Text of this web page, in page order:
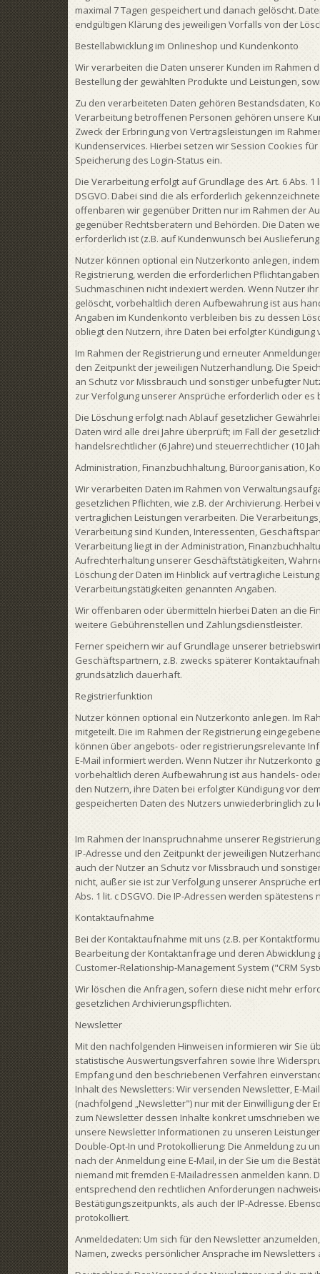
maximal 7 Tagen gespeichert und danach gelöscht.
endgültigen Klärung des jeweiligen Vorfalls von der
Bestellabwicklung im Onlineshop und Kundenkonto
Wir verarbeiten die Daten unserer Kunden im Rahmen
Bestellung der gewählten Produkte und Leistungen,
Zu den verarbeiteten Daten gehören Bestandsdaten,
Verarbeitung betroffenen Personen gehören unsere
Zweck der Erbringung von Vertragsleistungen im
Kundenservices. Hierbei setzen wir Session Cookies
Speicherung des Login-Status ein.
Die Verarbeitung erfolgt auf Grundlage des Art. 6 Abs.
DSGVO. Dabei sind die als erforderlich
offenbaren wir gegenüber Dritten nur im Rahmen der
gegenüber Rechtsberatern und Behörden. Die Daten
erforderlich ist (z.B. auf Kundenwunsch bei
Nutzer können optional ein Nutzerkonto anlegen,
Registrierung, werden die erforderlichen
Suchmaschinen nicht indexiert werden. Wenn Nutzer
gelöscht, vorbehaltlich deren Aufbewahrung ist aus
Angaben im Kundenkonto verbleiben bis zu dessen
obliegt den Nutzern, ihre Daten bei erfolgter
Im Rahmen der Registrierung und erneuter
den Zeitpunkt der jeweiligen Nutzerhandlung. Die
an Schutz vor Missbrauch und sonstiger unbefugter
zur Verfolgung unserer Ansprüche erforderlich oder es
Die Löschung erfolgt nach Ablauf gesetzlicher
Daten wird alle drei Jahre überprüft; im Fall der
handelsrechtlicher (6 Jahre) und steuerrechtlicher (10
Administration, Finanzbuchhaltung, Büroorganisation,
Wir verarbeiten Daten im Rahmen von
gesetzlichen Pflichten, wie z.B. der Archivierung.
vertraglichen Leistungen verarbeiten. Die
Verarbeitung sind Kunden, Interessenten,
Verarbeitung liegt in der Administration,
Aufrechterhaltung unserer Geschäftstätigkeiten,
Löschung der Daten im Hinblick auf vertragliche
Verarbeitungstätigkeiten genannten Angaben.
Wir offenbaren oder übermitteln hierbei Daten an die
weitere Gebührenstellen und Zahlungsdienstleister.
Ferner speichern wir auf Grundlage unserer
Geschäftspartnern, z.B. zwecks späterer
grundsätzlich dauerhaft.
Registrierfunktion
Nutzer können optional ein Nutzerkonto anlegen. Im
mitgeteilt. Die im Rahmen der Registrierung
können über angebots- oder registrierungsrelevante
E-Mail informiert werden. Wenn Nutzer ihr
vorbehaltlich deren Aufbewahrung ist aus handels-
den Nutzern, ihre Daten bei erfolgter Kündigung vor
gespeicherten Daten des Nutzers unwiederbringlich zu
Im Rahmen der Inanspruchnahme unserer
IP-Adresse und den Zeitpunkt der jeweiligen
auch der Nutzer an Schutz vor Missbrauch und
nicht, außer sie ist zur Verfolgung unserer Ansprüche
Abs. 1 lit. c DSGVO. Die IP-Adressen werden
Kontaktaufnahme
Bei der Kontaktaufnahme mit uns (z.B. per
Bearbeitung der Kontaktanfrage und deren Abwicklung
Customer-Relationship-Management System ("CRM
Wir löschen die Anfragen, sofern diese nicht mehr
gesetzlichen Archivierungspflichten.
Newsletter
Mit den nachfolgenden Hinweisen informieren wir Sie
statistische Auswertungsverfahren sowie Ihre
Empfang und den beschriebenen Verfahren
Inhalt des Newsletters: Wir versenden Newsletter, E-
(nachfolgend „Newsletter") nur mit der Einwilligung der
zum Newsletter dessen Inhalte konkret umschrieben
unsere Newsletter Informationen zu unseren
Double-Opt-In und Protokollierung: Die Anmeldung zu
nach der Anmeldung eine E-Mail, in der Sie um die
niemand mit fremden E-Mailadressen anmelden kann.
entsprechend den rechtlichen Anforderungen
Bestätigungszeitpunkts, als auch der IP-Adresse.
protokolliert.
Anmeldedaten: Um sich für den Newsletter
Namen, zwecks persönlicher Ansprache im Newsletters